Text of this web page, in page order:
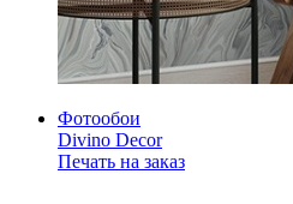
Фотообои
Divino Decor
Печать на заказ